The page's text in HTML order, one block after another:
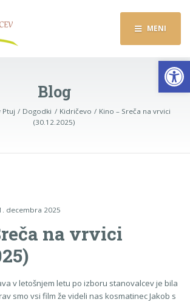
MENI
Blog
Dogodki Kidričevo
Kino – Sreča na vrvici
(30.12.2025)
decembra 2025
na vrvici
v letošnjem letu po izboru stanovalcev je bila
smo vsi film že videli nas kosmatinec Jakob s